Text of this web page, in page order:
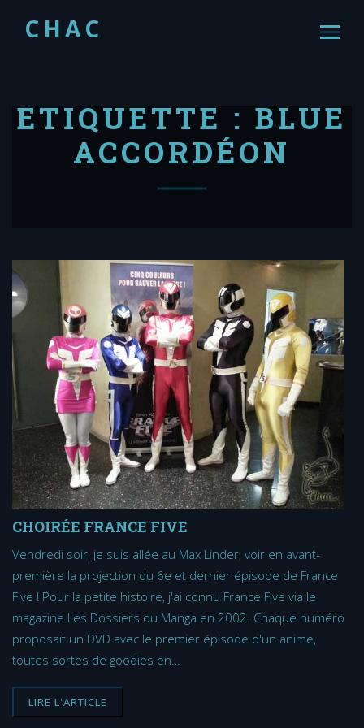
CHAC
ÉTIQUETTE : BLUE
ACCORDÉON
CHOIRÉE FRANCE FIVE
Vendredi soir, je suis allée au Max Linder, voir en avant-
première la projection du 6e et dernier épisode de France
Five ! Pour la petite histoire, j'ai connu France Five via le
magazine Les Dossiers du Manga en 2002. Chaque numéro
proposait un DVD avec le premier épisode d'un anime,
toutes sortes de goodies en…
LIRE L'ARTICLE